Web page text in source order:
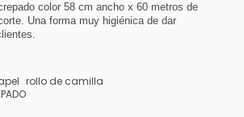
color 58 cm ancho x 60 metros de
Una forma muy higiénica de dar
rollo de camilla